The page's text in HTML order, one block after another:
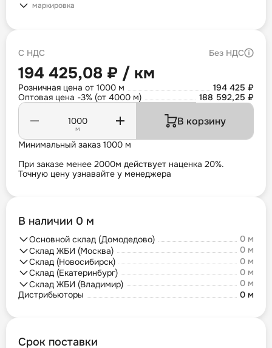
маркировка
С НДС Без НДС
194 425,08 ₽ / км
Розничная цена от 1000 м
194 425 ₽
Оптовая цена -3% (от 4000 м)
188 592,25 ₽
м
В корзину
Минимальный заказ 1000 м
При заказе менее 2000м действует наценка 20%.
Точную цену узнавайте у менеджера
В наличии 0 м
Основной склад (Домодедово)
0 м
Склад ЖБИ (Москва)
0 м
Склад (Новосибирск)
0 м
Склад (Екатеринбург)
0 м
Склад ЖБИ (Владимир)
0 м
Дистрибьюторы
0 м
Срок поставки